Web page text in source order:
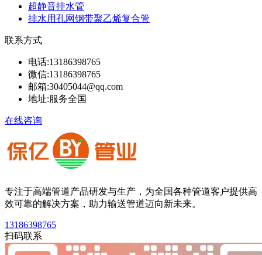
超静音排水管
排水用孔网钢带聚乙烯复合管
联系方式
电话:13186398765
微信:13186398765
邮箱:30405044@qq.com
地址:服务全国
在线咨询
专注于高端管道产品研发与生产，为全国各种管道客户提供高
效可靠的解决方案，助力输送管道迈向新未来。
13186398765
扫码联系